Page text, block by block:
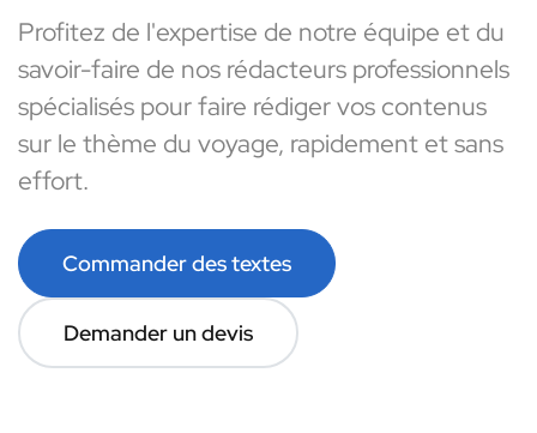
Profitez de l'expertise de notre équipe et du
savoir-faire de nos rédacteurs professionnels
spécialisés pour faire rédiger vos contenus
sur le thème du voyage, rapidement et sans
effort.
Commander des textes
Demander un devis